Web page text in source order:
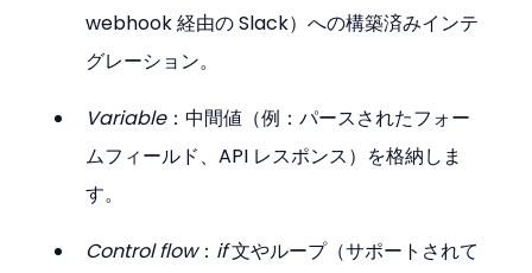
webhook 経由の Slack）への構築済みインテ
グレーション。
Variable：中間値（例：パースされたフォー
ムフィールド、API レスポンス）を格納しま
す。
Control flow： if 文やループ（サポートされて